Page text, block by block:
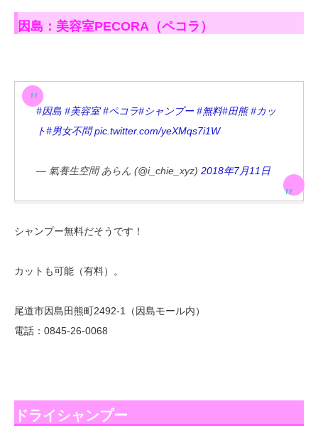
因島：美容室PECORA（ペコラ）
#因島 #美容室 #ペコラ#シャンプー #無料#田熊 #カッ
ト#男女不問 pic.twitter.com/yeXMqs7i1W
— 氣養生空間 あらん (@i_chie_xyz) 2018年7月11日
シャンプー無料だそうです！
カットも可能（有料）。
尾道市因島田熊町2492-1（因島モール内）
電話：0845-26-0068
ドライシャンプー